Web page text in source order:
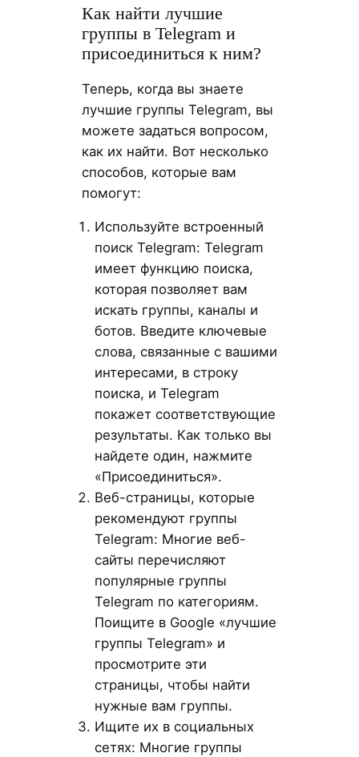
Как найти лучшие
группы в Telegram и
присоединиться к ним?
Теперь, когда вы знаете
лучшие группы Telegram, вы
можете задаться вопросом,
как их найти. Вот несколько
способов, которые вам
помогут:
Используйте встроенный
поиск Telegram: Telegram
имеет функцию поиска,
которая позволяет вам
искать группы, каналы и
ботов. Введите ключевые
слова, связанные с вашими
интересами, в строку
поиска, и Telegram
покажет соответствующие
результаты. Как только вы
найдете один, нажмите
«Присоединиться».
Веб-страницы, которые
рекомендуют группы
Telegram: Многие веб-
сайты перечисляют
популярные группы
Telegram по категориям.
Поищите в Google «лучшие
группы Telegram» и
просмотрите эти
страницы, чтобы найти
нужные вам группы.
Ищите их в социальных
сетях: Многие группы